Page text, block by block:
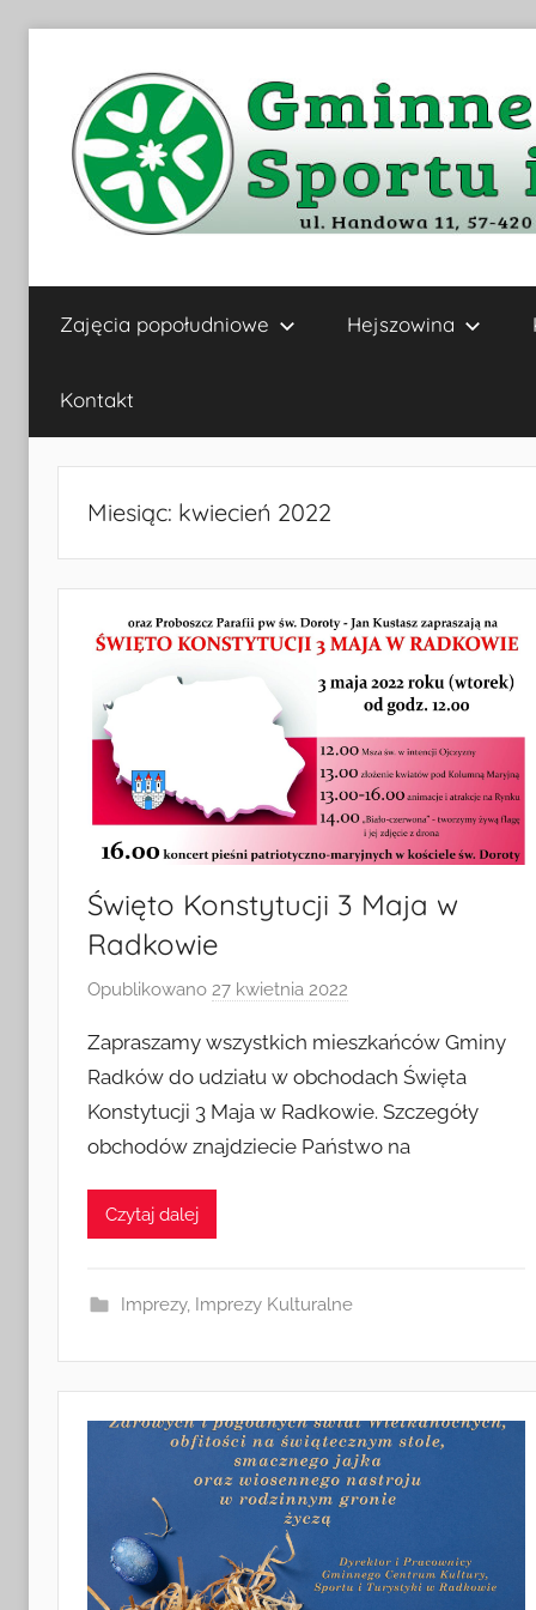
Gminne
Centrum
Kultury,
Sportu
i
Turystyki
Radkowie
Zajęcia popołudniowe Hejszowina
Kontakt
Miesiąc: kwiecień 2022
Święto Konstytucji 3 Maja w
Radkowie
Opublikowano 27 kwietnia 2022
z
e
z
a
Zapraszamy wszystkich mieszkańców Gminy
Radków do udziału w obchodach Święta
Konstytucji 3 Maja w Radkowie. Szczegóły
obchodów znajdziecie Państwo na
Czytaj dalej
Imprezy, Imprezy Kulturalne